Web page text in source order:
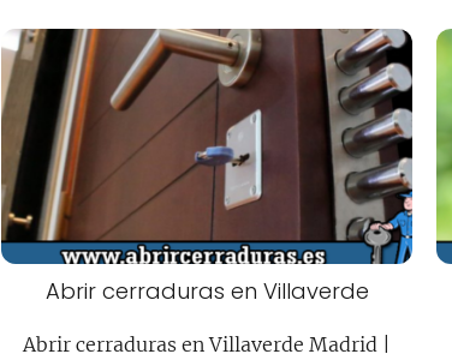
Abrir cerraduras en Villaverde
Abrir cerraduras en Villaverde Madrid |